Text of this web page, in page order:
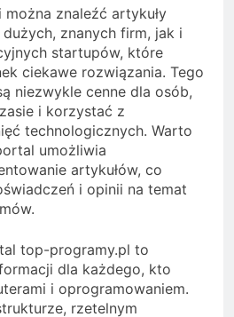
znaleźć artykuły
znanych firm, jak i
startupów, które
ciekawe rozwiązania. Tego
niezwykle cenne dla osób,
i korzystać z
technologicznych. Warto
umożliwia
artykułów, co
i opinii na temat
top-programy.pl to
dla każdego, kto
i oprogramowaniem.
rzetelnym